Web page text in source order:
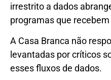
irrestrito a dados
programas que
A Casa Branca não
levantadas por críticos
esses fluxos de dados.